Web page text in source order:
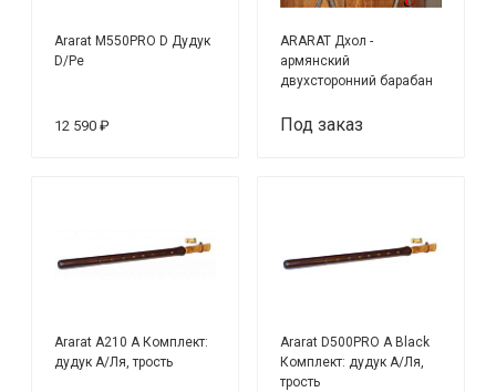
Ararat M550PRO D Дудук
D/Ре
12 590 ₽
ARARAT Дхол -
армянский
двухсторонний барабан
Под заказ
Ararat A210 А Комплект:
дудук А/Ля, трость
Ararat D500PRO А Black
Комплект: дудук А/Ля,
трость